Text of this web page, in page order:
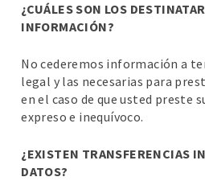
¿CUÁLES SON LOS
INFORMACIÓN?
No cederemos información a
legal y las necesarias para
en el caso de que usted preste
expreso e inequívoco.
¿EXISTEN TRANSFERENCIAS
DATOS?